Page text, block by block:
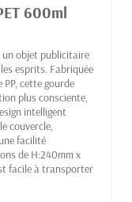
600ml
un objet publicitaire
esprits. Fabriquée
cette gourde
plus consciente,
intelligent
couvercle,
facilité
de H:240mm x
facile à transporter